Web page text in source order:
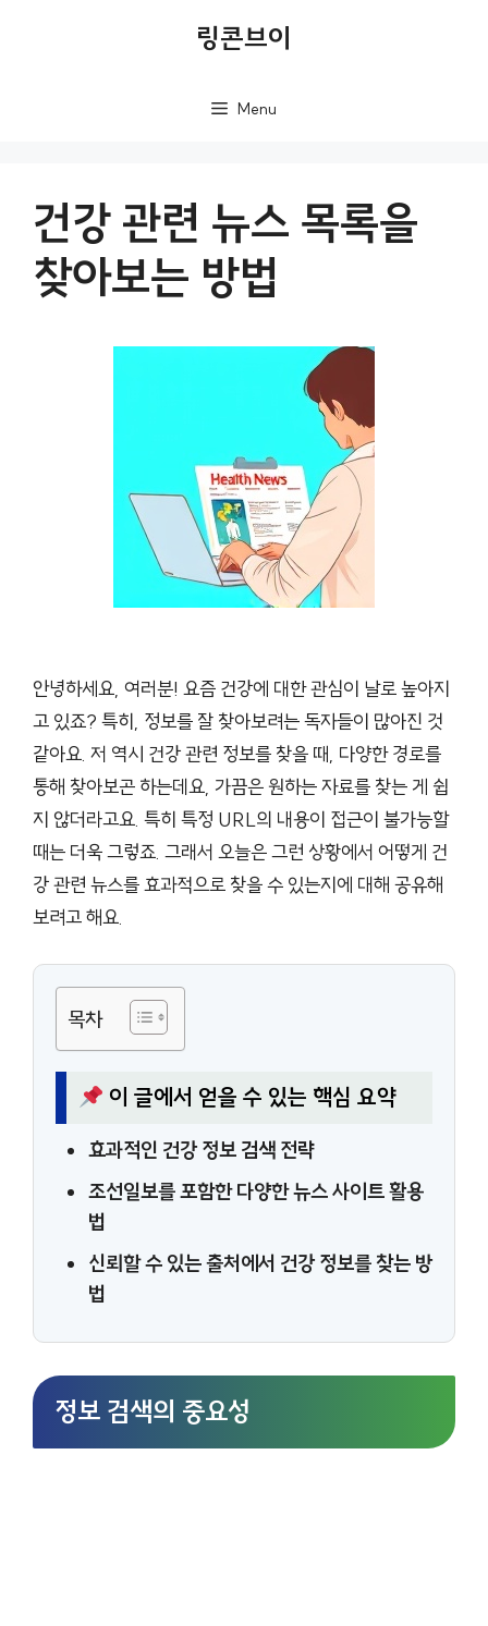
링콘브이
Menu
건강 관련 뉴스 목록을
찾아보는 방법
안녕하세요, 여러분! 요즘 건강에 대한 관심이 날로 높아지
고 있죠? 특히, 정보를 잘 찾아보려는 독자들이 많아진 것
같아요. 저 역시 건강 관련 정보를 찾을 때, 다양한 경로를
통해 찾아보곤 하는데요, 가끔은 원하는 자료를 찾는 게 쉽
지 않더라고요. 특히 특정 URL의 내용이 접근이 불가능할
때는 더욱 그렇죠. 그래서 오늘은 그런 상황에서 어떻게 건
강 관련 뉴스를 효과적으로 찾을 수 있는지에 대해 공유해
보려고 해요.
목차
이 글에서 얻을 수 있는 핵심 요약
효과적인 건강 정보 검색 전략
조선일보를 포함한 다양한 뉴스 사이트 활용
법
신뢰할 수 있는 출처에서 건강 정보를 찾는 방
법
정보 검색의 중요성